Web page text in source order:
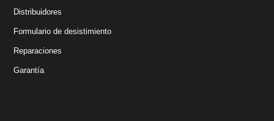
Distribuidores
Formulario de desistimiento
Reparaciones
Garantía